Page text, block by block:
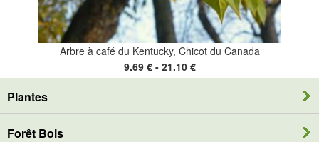
Arbre à café du Kentucky, Chicot du Canada
9.69 € - 21.10 €
Plantes
Forêt Bois